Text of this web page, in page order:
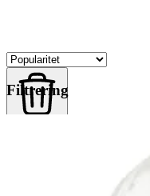
Filtrering